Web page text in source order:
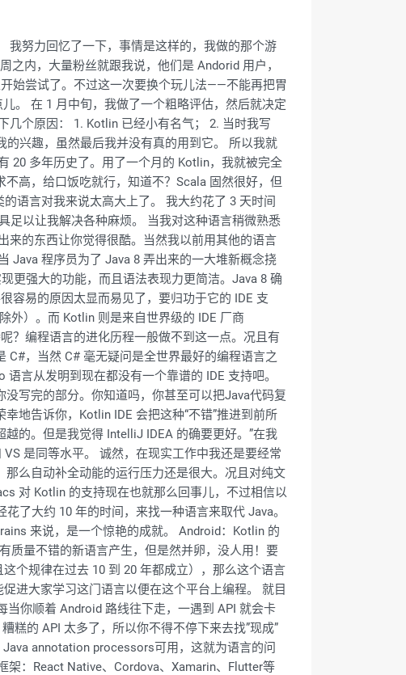
我努力回忆了一下，事情是这样的，我做的那个游
内，大量粉丝就跟我说，他们是 Andorid 用户，
始尝试了。不过这一次要换个玩儿法——不能再把胃
。 在 1 月中旬，我做了一个粗略评估，然后就决定
个原因： 1. Kotlin 已经小有名气； 2. 当时我写
兴趣，虽然最后我并没有真的用到它。 所以我就
20 多年历史了。用了一个月的 Kotlin，我就被完全
高，给口饭吃就行，知道不？Scala 固然很好，但
语言对我来说太高大上了。 我大约花了 3 天时间
足以让我解决各种麻烦。 当我对这种语言稍微熟悉
来的东西让你觉得很酷。当然我以前用其他的语言
Java 程序员为了 Java 8 弄出来的一大堆新概念挠
更强大的功能，而且语法表现力更简洁。Java 8 确
容易的原因太显而易见了，要归功于它的 IDE 支
外）。而 Kotlin 则是来自世界级的 IDE 厂商
？编程语言的进化历程一般做不到这一点。况且有
C#，当然 C# 毫无疑问是全世界最好的编程语言之
言从发明到现在都没有一个靠谱的 IDE 支持吧。
写完的部分。你知道吗，你甚至可以把Java代码复
地告诉你，Kotlin IDE 会把这种“不错”推进到前所
的。但是我觉得 IntelliJ IDEA 的确要更好。”在我
是同等水平。 诚然，在现实工作中我还是要经常
么自动补全动能的运行压力还是很大。况且对纯文
对 Kotlin 的支持现在也就那么回事儿，不过相信以
了大约 10 年的时间，来找一种语言来取代 Java。
来说，是一个惊艳的成就。 Android：Kotlin 的
质量不错的新语言产生，但是然并卵，没人用！要
个规律在过去 10 到 20 年都成立），那么这个语言
进大家学习这门语言以便在这个平台上编程。 就目
你顺着 Android 路线往下走，一遇到 API 就会卡
糕的 API 太多了，所以你不得不停下来去找”现成”
annotation processors可用，这就为语言的问
：React Native、Cordova、Xamarin、Flutter等